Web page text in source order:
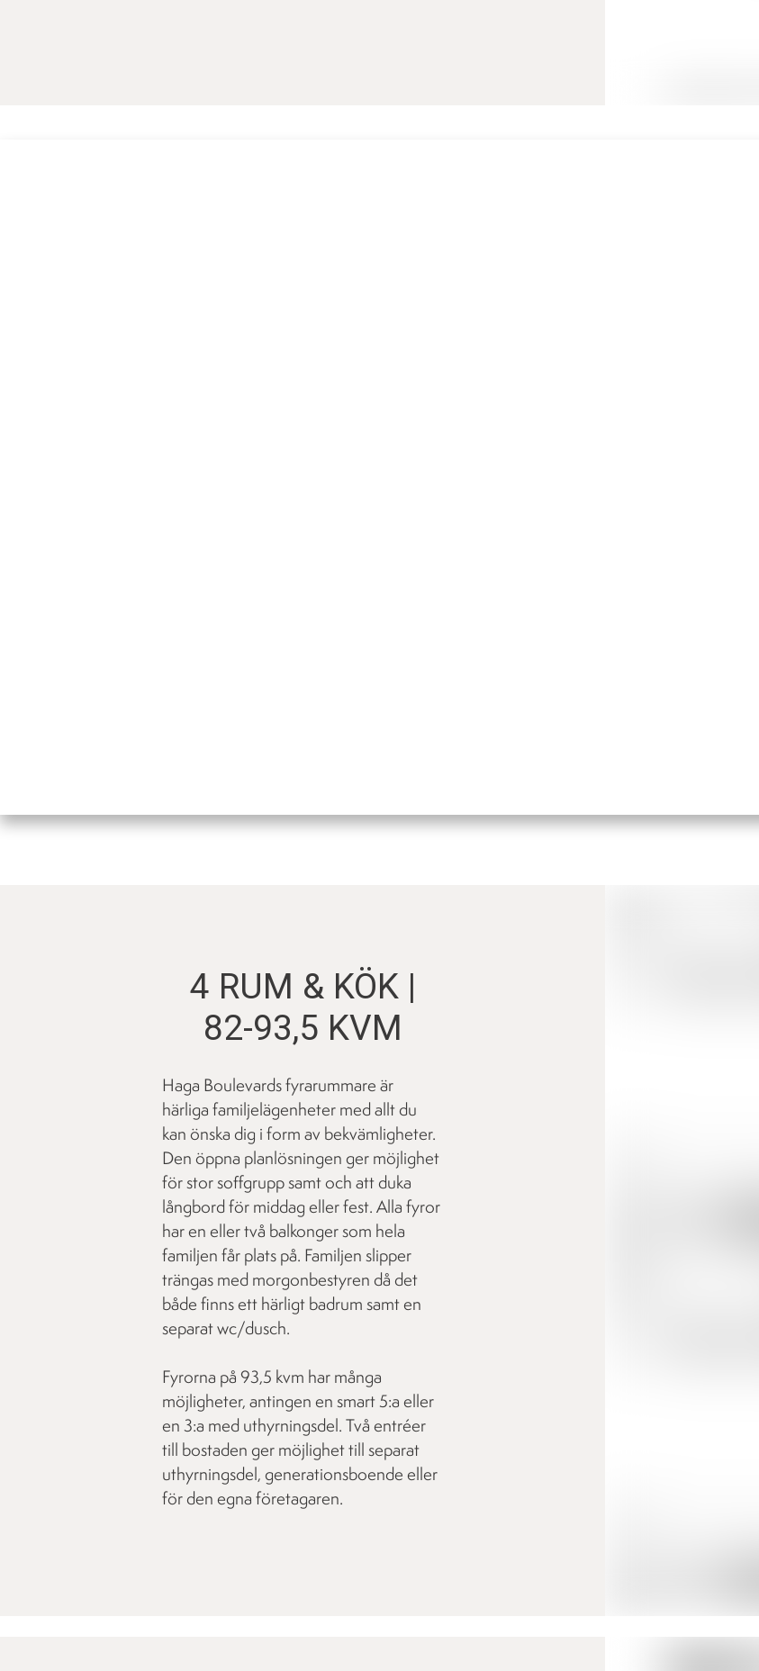
4 RUM & KÖK |
82-93,5 KVM
Haga Boulevards fyrarummare är
härliga familjelägenheter med allt du
kan önska dig i form av bekvämligheter.
Den öppna planlösningen ger möjlighet
för stor soffgrupp samt och att duka
långbord för middag eller fest. Alla fyror
har en eller två balkonger som hela
familjen får plats på. Familjen slipper
trängas med morgonbestyren då det
både finns ett härligt badrum samt en
separat wc/dusch.
Fyrorna på 93,5 kvm har många
möjligheter, antingen en smart 5:a eller
en 3:a med uthyrningsdel. Två entréer
till bostaden ger möjlighet till separat
uthyrningsdel, generationsboende eller
för den egna företagaren.